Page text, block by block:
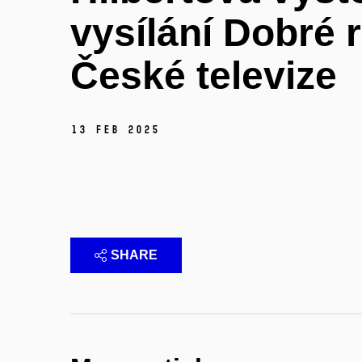
vysílání Dobré
České televize
13 Feb 2025
SHARE